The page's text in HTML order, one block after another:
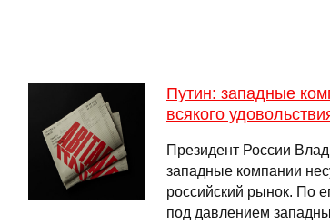
Путин: западные
всякого
Президент России
западные компании
российский рынок. По
под давлением